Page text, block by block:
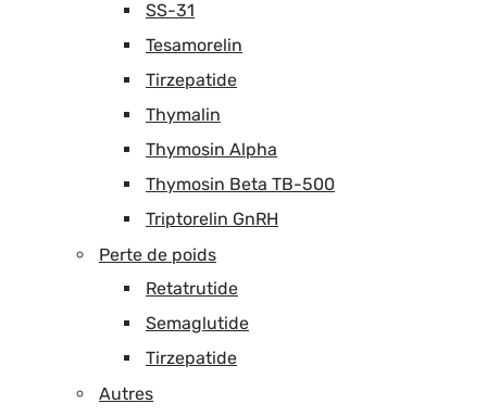
SS-31
Tesamorelin
Tirzepatide
Thymalin
Thymosin Alpha
Thymosin Beta TB-500
Triptorelin GnRH
Perte de poids
Retatrutide
Semaglutide
Tirzepatide
Autres